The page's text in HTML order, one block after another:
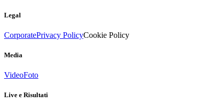
Legal
CorporatePrivacy PolicyCookie Policy
Media
VideoFoto
Live e Risultati